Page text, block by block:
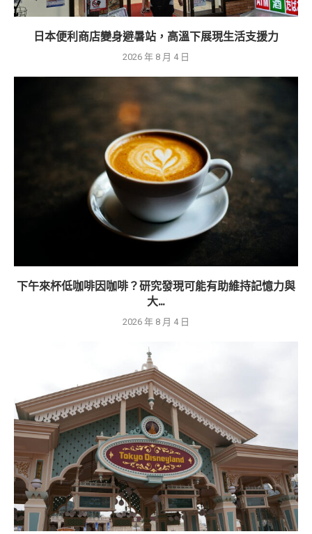
日本便利商店變身避暑站，高溫下展現生活支援力
2026 年 8 月 4 日
下午來杯低咖啡因咖啡？研究發現可能有助維持記憶力與
大...
2026 年 8 月 4 日